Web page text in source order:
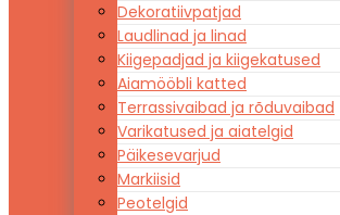
Dekoratiivpatjad
Laudlinad ja linad
Kiigepadjad ja kiigekatused
Aiamööbli katted
Terrassivaibad ja rõduvaibad
Varikatused ja aiatelgid
Päikesevarjud
Markiisid
Peotelgid